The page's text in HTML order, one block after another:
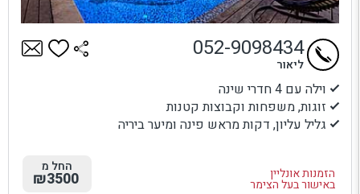
וילה עם 4 חדרי שינה
זוגות, משפחות וקבוצות קטנות
גליל עליון, דקות מראש פינה ומיער ביריה
הזמנות אונליין
באישור בעל הצימר
052-9098434
ליאור
החל מ
₪3500